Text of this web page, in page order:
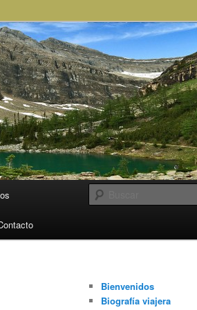
Bienvenidos
Biografía viajera